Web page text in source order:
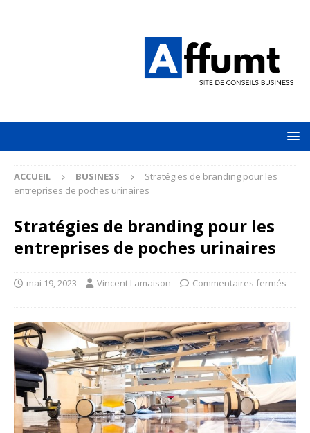
ACCUEIL BUSINESS
Stratégies de branding pour les
entreprises de poches urinaires
Stratégies de branding pour les
entreprises de poches urinaires
mai 19, 2023 Vincent Lamaison Commentaires fermés